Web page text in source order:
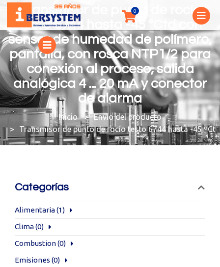
Transmisor de punto de rocío
testo 6744 hasta -45 ºCtd con
sensor de humedad de polímero,
pantalla, con rosca NTP1/2 para
conexión al proceso, salida
analógica 4 ... 20 mA y conector
de alarma
You are here:
Envío del producto
Transmisor de punto de rocío testo 6744 hasta -45
Categorías
Alimentaria(1)
Clima(0)
Combustion(0)
Emisiones (0)